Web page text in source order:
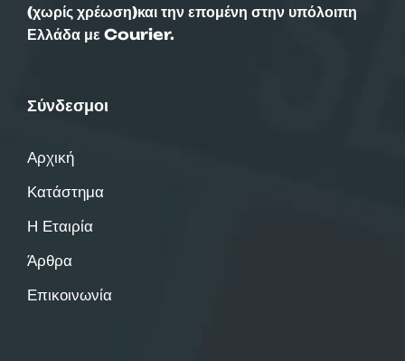
(χωρίς χρέωση)και την επομένη στην υπόλοιπη
Ελλάδα με Courier.
Σύνδεσμοι
Αρχική
Κατάστημα
Η Εταιρία
Άρθρα
Επικοινωνία